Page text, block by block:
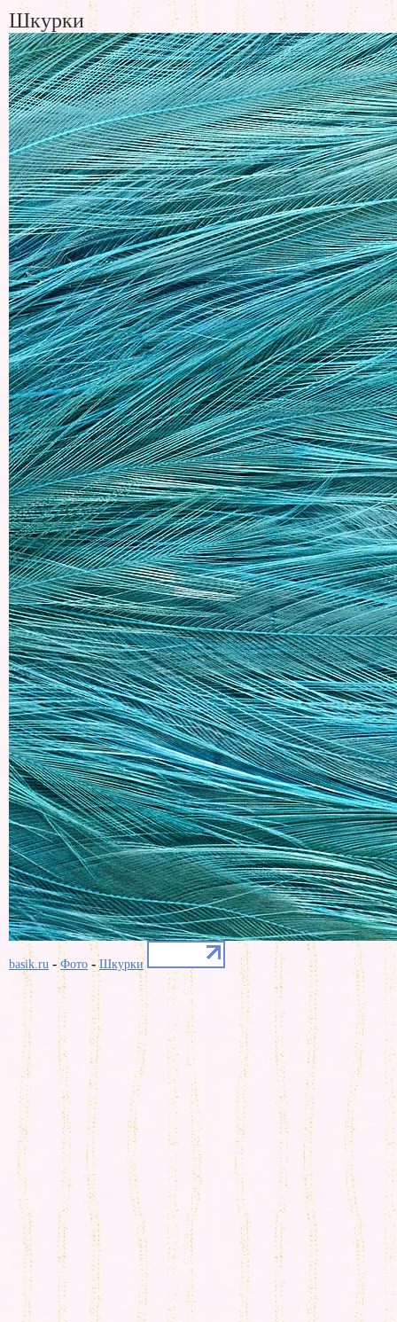
Шкурки
basik.ru -Фото -Шкурки